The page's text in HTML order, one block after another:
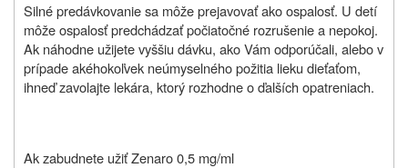
Silné predávkovanie sa môže prejavovať ako ospalosť. U detí
môže ospalosť predchádzať počiatočné rozrušenie a nepokoj.
Ak náhodne užijete vyššiu dávku, ako Vám odporúčali, alebo v
prípade akéhokoľvek neúmyselného požitia lieku dieťaťom,
ihneď zavolajte lekára, ktorý rozhodne o ďalších opatreniach.
Ak zabudnete užiť Zenaro 0,5 mg/ml